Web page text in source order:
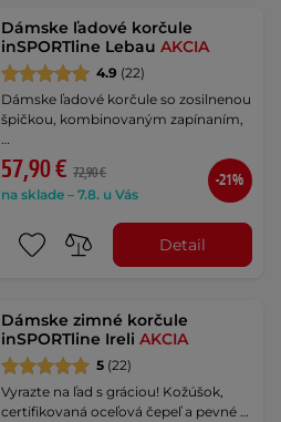
Dámske ľadové korčule
inSPORTline LebauAKCIA
4.9 (22)
Dámske ľadové korčule so zosilnenou
špičkou, kombinovaným zapínaním,
…
57,90 € 72,90 €
na sklade – 7.8. u Vás
-21%
Detail
Dámske zimné korčule
inSPORTline IreliAKCIA
5 (22)
Vyrazte na ľad s gráciou! Kožúšok,
certifikovaná oceľová čepeľ a pevné …